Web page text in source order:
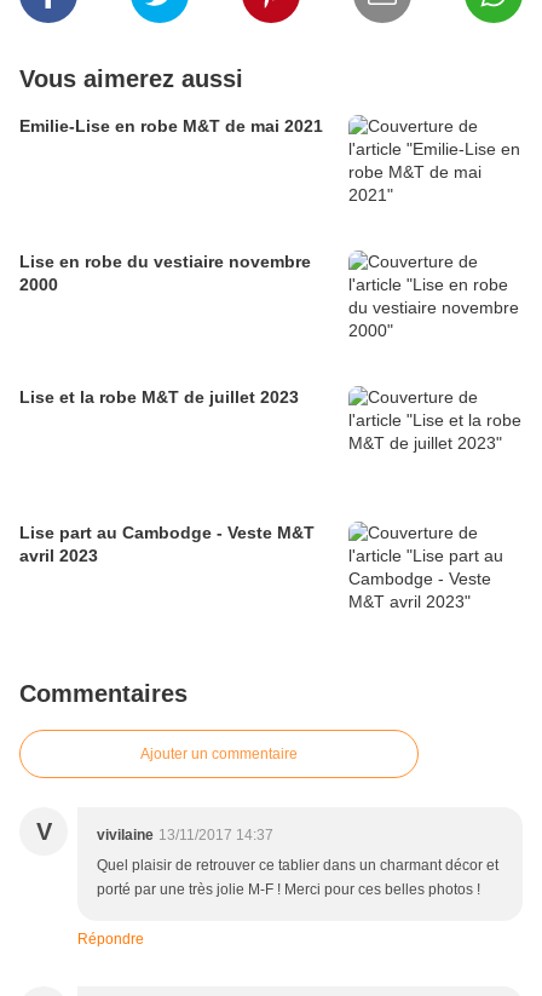
Vous aimerez aussi
Emilie-Lise en robe M&T de mai 2021
Lise en robe du vestiaire novembre
2000
Lise et la robe M&T de juillet 2023
Lise part au Cambodge - Veste M&T
avril 2023
Commentaires
Ajouter un commentaire
V vivilaine 13/11/2017 14:37
Quel plaisir de retrouver ce tablier dans un charmant décor et
porté par une très jolie M-F ! Merci pour ces belles photos !
Répondre